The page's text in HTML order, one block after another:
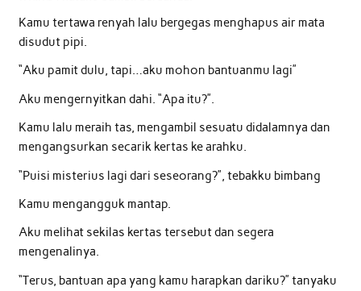
Kamu tertawa renyah lalu bergegas menghapus air mata
disudut pipi.
“Aku pamit dulu, tapi…aku mohon bantuanmu lagi”
Aku mengernyitkan dahi. “Apa itu?”.
Kamu lalu meraih tas, mengambil sesuatu didalamnya dan
mengangsurkan secarik kertas ke arahku.
“Puisi misterius lagi dari seseorang?”, tebakku bimbang
Kamu mengangguk mantap.
Aku melihat sekilas kertas tersebut dan segera
mengenalinya.
“Terus, bantuan apa yang kamu harapkan dariku?” tanyaku